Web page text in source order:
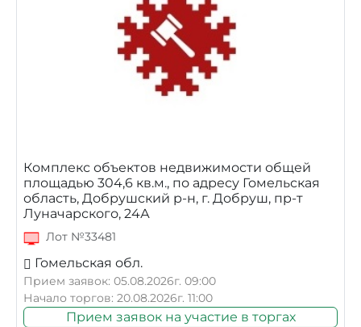
Комплекс объектов недвижимости общей
площадью 304,6 кв.м., по адресу Гомельская
область, Добрушский р-н, г. Добруш, пр-т
Луначарского, 24А
Лот №33481
Гомельская обл.
Прием заявок: 05.08.2026г. 09:00
Начало торгов: 20.08.2026г. 11:00
Прием заявок на участие в торгах